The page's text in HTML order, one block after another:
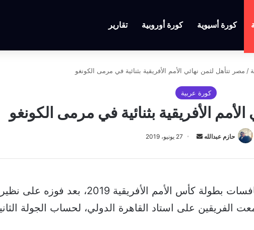
كورة أسيوية كورة أوروبية تقارير
/ مصر تتأهل لثمن نهائي الأمم الأفريقية بثنائية في مرمى الكونغو
كورة عربية
الأفريقية بثنائية في مرمى الكونغو
حازم عبدالله
أرسل
إلكترونيا
27 يونيو، 2019
تأهل منتخب مصر الى الدور ثمن النهائي من منافسات بطولة كأس الأمم
الفريقين على استاد القاهرة الدولي، لحساب الجولة